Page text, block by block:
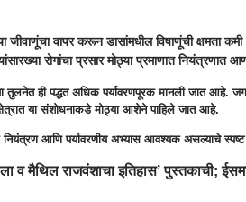
जीवाणूंचा वापर करून डासांमधील विषाणूंची क्षमता
रोगांचा प्रसार मोठ्या प्रमाणात
ही पद्धत अधिक पर्यावरणपूरक मानली जात आहे.
या संशोधनाकडे मोठ्या आशेने पाहिले जात आहे.
नियंत्रण आणि पर्यावरणीय अभ्यास आवश्यक असल्याचे
व मैथिल राजवंशाचा इतिहास’ पुस्तकाची;